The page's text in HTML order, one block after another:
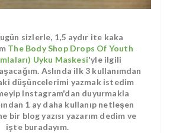
sizlerle, 1,5 aydır ite kaka
The Body Shop Drops Of Youth
Uyku Maskesi'yle ilgili
Aslında ilk 3 kullanımdan
düşüncelerimi yazmak istedim
Instagram'dan duyurmakla
1 ay daha kullanıp netleşen
bir blog yazısı yazarım dedim ve
işte buradayım.